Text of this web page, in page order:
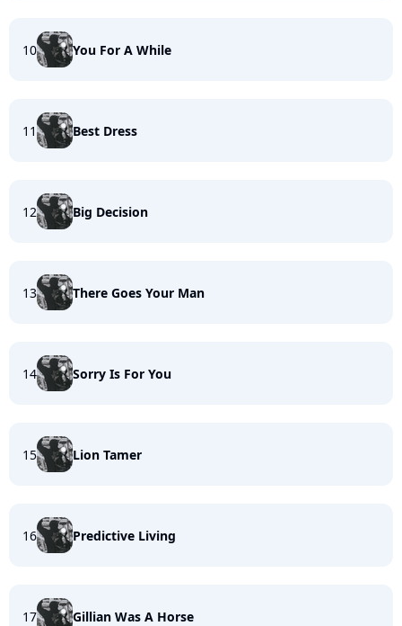
10 You For A While
11 Best Dress
12 Big Decision
13 There Goes Your Man
14 Sorry Is For You
15 Lion Tamer
16 Predictive Living
17 Gillian Was A Horse